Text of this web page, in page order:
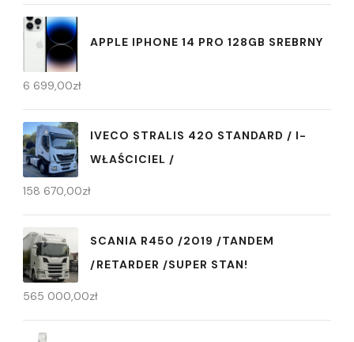
APPLE IPHONE 14 PRO 128GB SREBRNY
6 699,00zł
IVECO STRALIS 420 STANDARD / I-
WŁAŚCICIEL /
158 670,00zł
SCANIA R450 /2019 /TANDEM
/RETARDER /SUPER STAN!
565 000,00zł